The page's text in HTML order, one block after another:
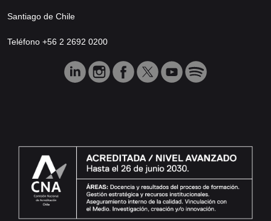
Santiago de Chile
Teléfono +56 2 2692 0200